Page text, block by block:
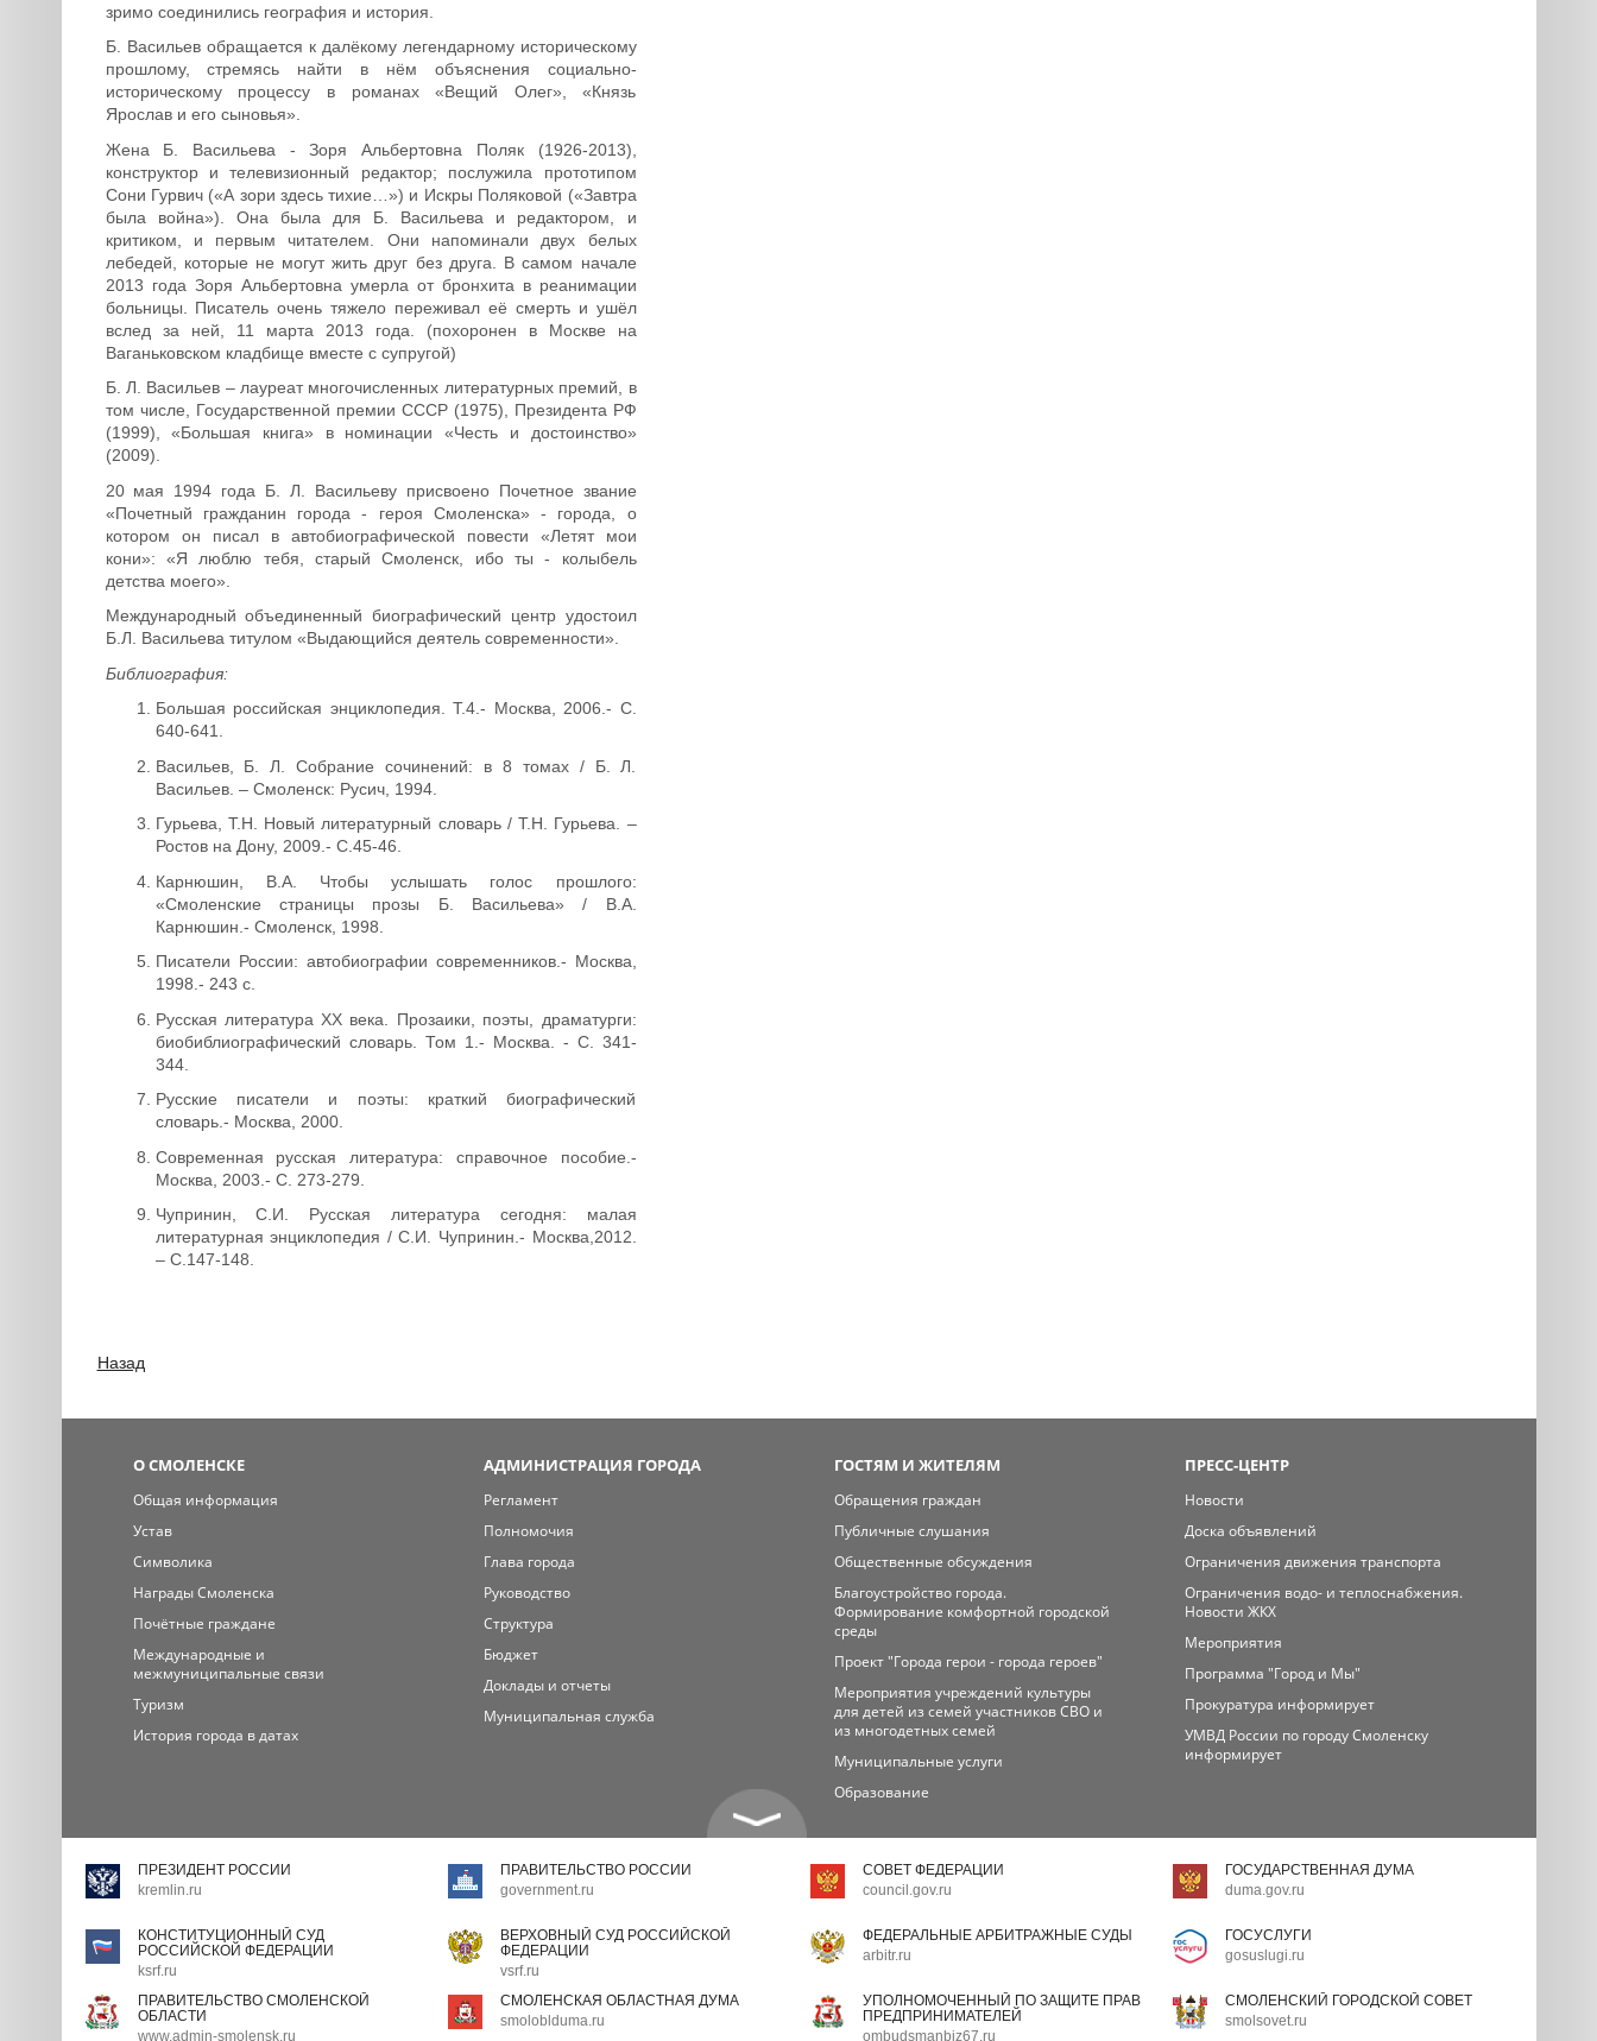
зримо соединились география и история.
Б. Васильев обращается к далёкому легендарному историческому
прошлому, стремясь найти в нём объяснения социально-
историческому процессу в романах «Вещий Олег», «Князь
Ярослав и его сыновья».
Жена Б. Васильева - Зоря Альбертовна Поляк (1926-2013),
конструктор и телевизионный редактор; послужила прототипом
Сони Гурвич («А зори здесь тихие…») и Искры Поляковой («Завтра
была война»). Она была для Б. Васильева и редактором, и
критиком, и первым читателем. Они напоминали двух белых
лебедей, которые не могут жить друг без друга. В самом начале
2013 года Зоря Альбертовна умерла от бронхита в реанимации
больницы. Писатель очень тяжело переживал её смерть и ушёл
вслед за ней, 11 марта 2013 года. (похоронен в Москве на
Ваганьковском кладбище вместе с супругой)
Б. Л. Васильев – лауреат многочисленных литературных премий, в
том числе, Государственной премии СССР (1975), Президента РФ
(1999), «Большая книга» в номинации «Честь и достоинство»
(2009).
20 мая 1994 года Б. Л. Васильеву присвоено Почетное звание
«Почетный гражданин города - героя Смоленска» - города, о
котором он писал в автобиографической повести «Летят мои
кони»: «Я люблю тебя, старый Смоленск, ибо ты - колыбель
детства моего».
Международный объединенный биографический центр удостоил
Б.Л. Васильева титулом «Выдающийся деятель современности».
Библиография:
Большая российская энциклопедия. Т.4.- Москва, 2006.- С.
640-641.
Васильев, Б. Л. Собрание сочинений: в 8 томах / Б. Л.
Васильев. – Смоленск: Русич, 1994.
Гурьева, Т.Н. Новый литературный словарь / Т.Н. Гурьева. –
Ростов на Дону, 2009.- С.45-46.
Карнюшин, В.А. Чтобы услышать голос прошлого:
«Смоленские страницы прозы Б. Васильева» / В.А.
Карнюшин.- Смоленск, 1998.
Писатели России: автобиографии современников.- Москва,
1998.- 243 с.
Русская литература XX века. Прозаики, поэты, драматурги:
биобиблиографический словарь. Том 1.- Москва. - С. 341-
344.
Русские писатели и поэты: краткий биографический
словарь.- Москва, 2000.
Современная русская литература: справочное пособие.-
Москва, 2003.- С. 273-279.
Чупринин, С.И. Русская литература сегодня: малая
литературная энциклопедия / С.И. Чупринин.- Москва,2012.
– С.147-148.
Назад
О СМОЛЕНСКЕ
Общая информация
Устав
Символика
Награды Смоленска
Почётные граждане
Международные и
межмуниципальные связи
Туризм
История города в датах
АДМИНИСТРАЦИЯ ГОРОДА
Регламент
Полномочия
Глава города
Руководство
Структура
Бюджет
Доклады и отчеты
Муниципальная служба
ГОСТЯМ И ЖИТЕЛЯМ
Обращения граждан
Публичные слушания
Общественные обсуждения
Благоустройство города.
Формирование комфортной городской
среды
Проект "Города герои - города героев"
Мероприятия учреждений культуры
для детей из семей участников СВО и
из многодетных семей
Муниципальные услуги
Образование
ПРЕСС-ЦЕНТР
Новости
Доска объявлений
Ограничения движения транспорта
Ограничения водо- и теплоснабжения.
Новости ЖКХ
Мероприятия
Программа "Город и Мы"
Прокуратура информирует
УМВД России по городу Смоленску
информирует
ПРЕЗИДЕНТ РОССИИ
kremlin.ru
ПРАВИТЕЛЬСТВО РОССИИ
government.ru
СОВЕТ ФЕДЕРАЦИИ
council.gov.ru
ГОСУДАРСТВЕННАЯ ДУМА
duma.gov.ru
КОНСТИТУЦИОННЫЙ СУД
РОССИЙСКОЙ ФЕДЕРАЦИИ
ksrf.ru
ВЕРХОВНЫЙ СУД РОССИЙСКОЙ
ФЕДЕРАЦИИ
vsrf.ru
ФЕДЕРАЛЬНЫЕ АРБИТРАЖНЫЕ СУДЫ
arbitr.ru
ГОСУСЛУГИ
gosuslugi.ru
ПРАВИТЕЛЬСТВО СМОЛЕНСКОЙ
ОБЛАСТИ
www.admin-smolensk.ru
СМОЛЕНСКАЯ ОБЛАСТНАЯ ДУМА
smoloblduma.ru
УПОЛНОМОЧЕННЫЙ ПО ЗАЩИТЕ ПРАВ
ПРЕДПРИНИМАТЕЛЕЙ
ombudsmanbiz67.ru
СМОЛЕНСКИЙ ГОРОДСКОЙ СОВЕТ
smolsovet.ru